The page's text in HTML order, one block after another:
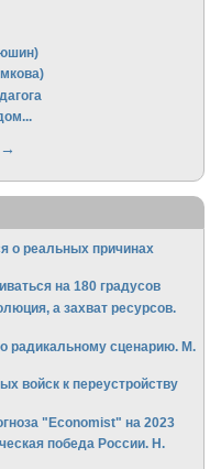
→
о реальных причинах
на 180 градусов
а захват ресурсов.
радикальному сценарию. М.
войск к переустройству
"Economist" на 2023
победа России. Н.